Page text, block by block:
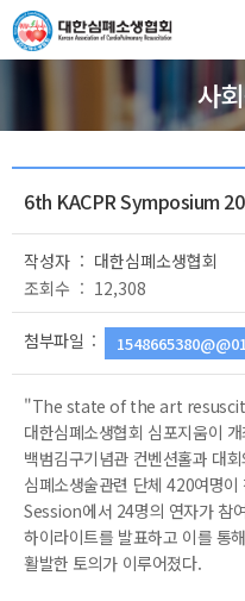
사
6th KACPR Symposium
작성자 : 대한심폐소생협회
조회수 : 12,308
첨부파일 :
"The state of the art
대한심폐소생협회 심포지움이
백범김구기념관 컨벤션홀과 대
심폐소생술관련 단체 420여명
Session에서 24명의 연자가 참
하이라이트를 발표하고 이를 통
활발한 토의가 이루어졌다.